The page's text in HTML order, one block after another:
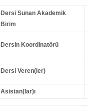
Dersi Sunan Akademik
Birim
Dersin Koordinatörü
Dersi Veren(ler)
Asistan(lar)ı